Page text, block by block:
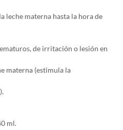
leche materna hasta la hora de
de irritación o lesión en
materna (estimula la
ml.